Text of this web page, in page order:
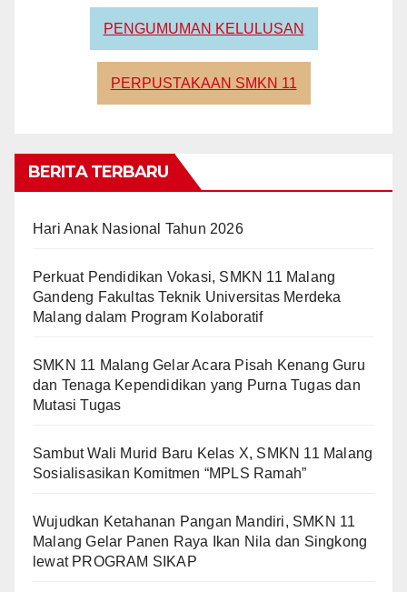
PENGUMUMAN KELULUSAN
PERPUSTAKAAN SMKN 11
BERITA TERBARU
Hari Anak Nasional Tahun 2026
Perkuat Pendidikan Vokasi, SMKN 11 Malang
Gandeng Fakultas Teknik Universitas Merdeka
Malang dalam Program Kolaboratif
SMKN 11 Malang Gelar Acara Pisah Kenang Guru
dan Tenaga Kependidikan yang Purna Tugas dan
Mutasi Tugas
Sambut Wali Murid Baru Kelas X, SMKN 11 Malang
Sosialisasikan Komitmen “MPLS Ramah”
Wujudkan Ketahanan Pangan Mandiri, SMKN 11
Malang Gelar Panen Raya Ikan Nila dan Singkong
lewat PROGRAM SIKAP